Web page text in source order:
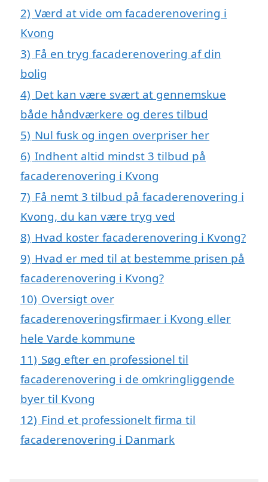
2) Værd at vide om facaderenovering i
Kvong
3) Få en tryg facaderenovering af din
bolig
4) Det kan være svært at gennemskue
både håndværkere og deres tilbud
5) Nul fusk og ingen overpriser her
6) Indhent altid mindst 3 tilbud på
facaderenovering i Kvong
7) Få nemt 3 tilbud på facaderenovering i
Kvong, du kan være tryg ved
8) Hvad koster facaderenovering i Kvong?
9) Hvad er med til at bestemme prisen på
facaderenovering i Kvong?
10) Oversigt over
facaderenoveringsfirmaer i Kvong eller
hele Varde kommune
11) Søg efter en professionel til
facaderenovering i de omkringliggende
byer til Kvong
12) Find et professionelt firma til
facaderenovering i Danmark